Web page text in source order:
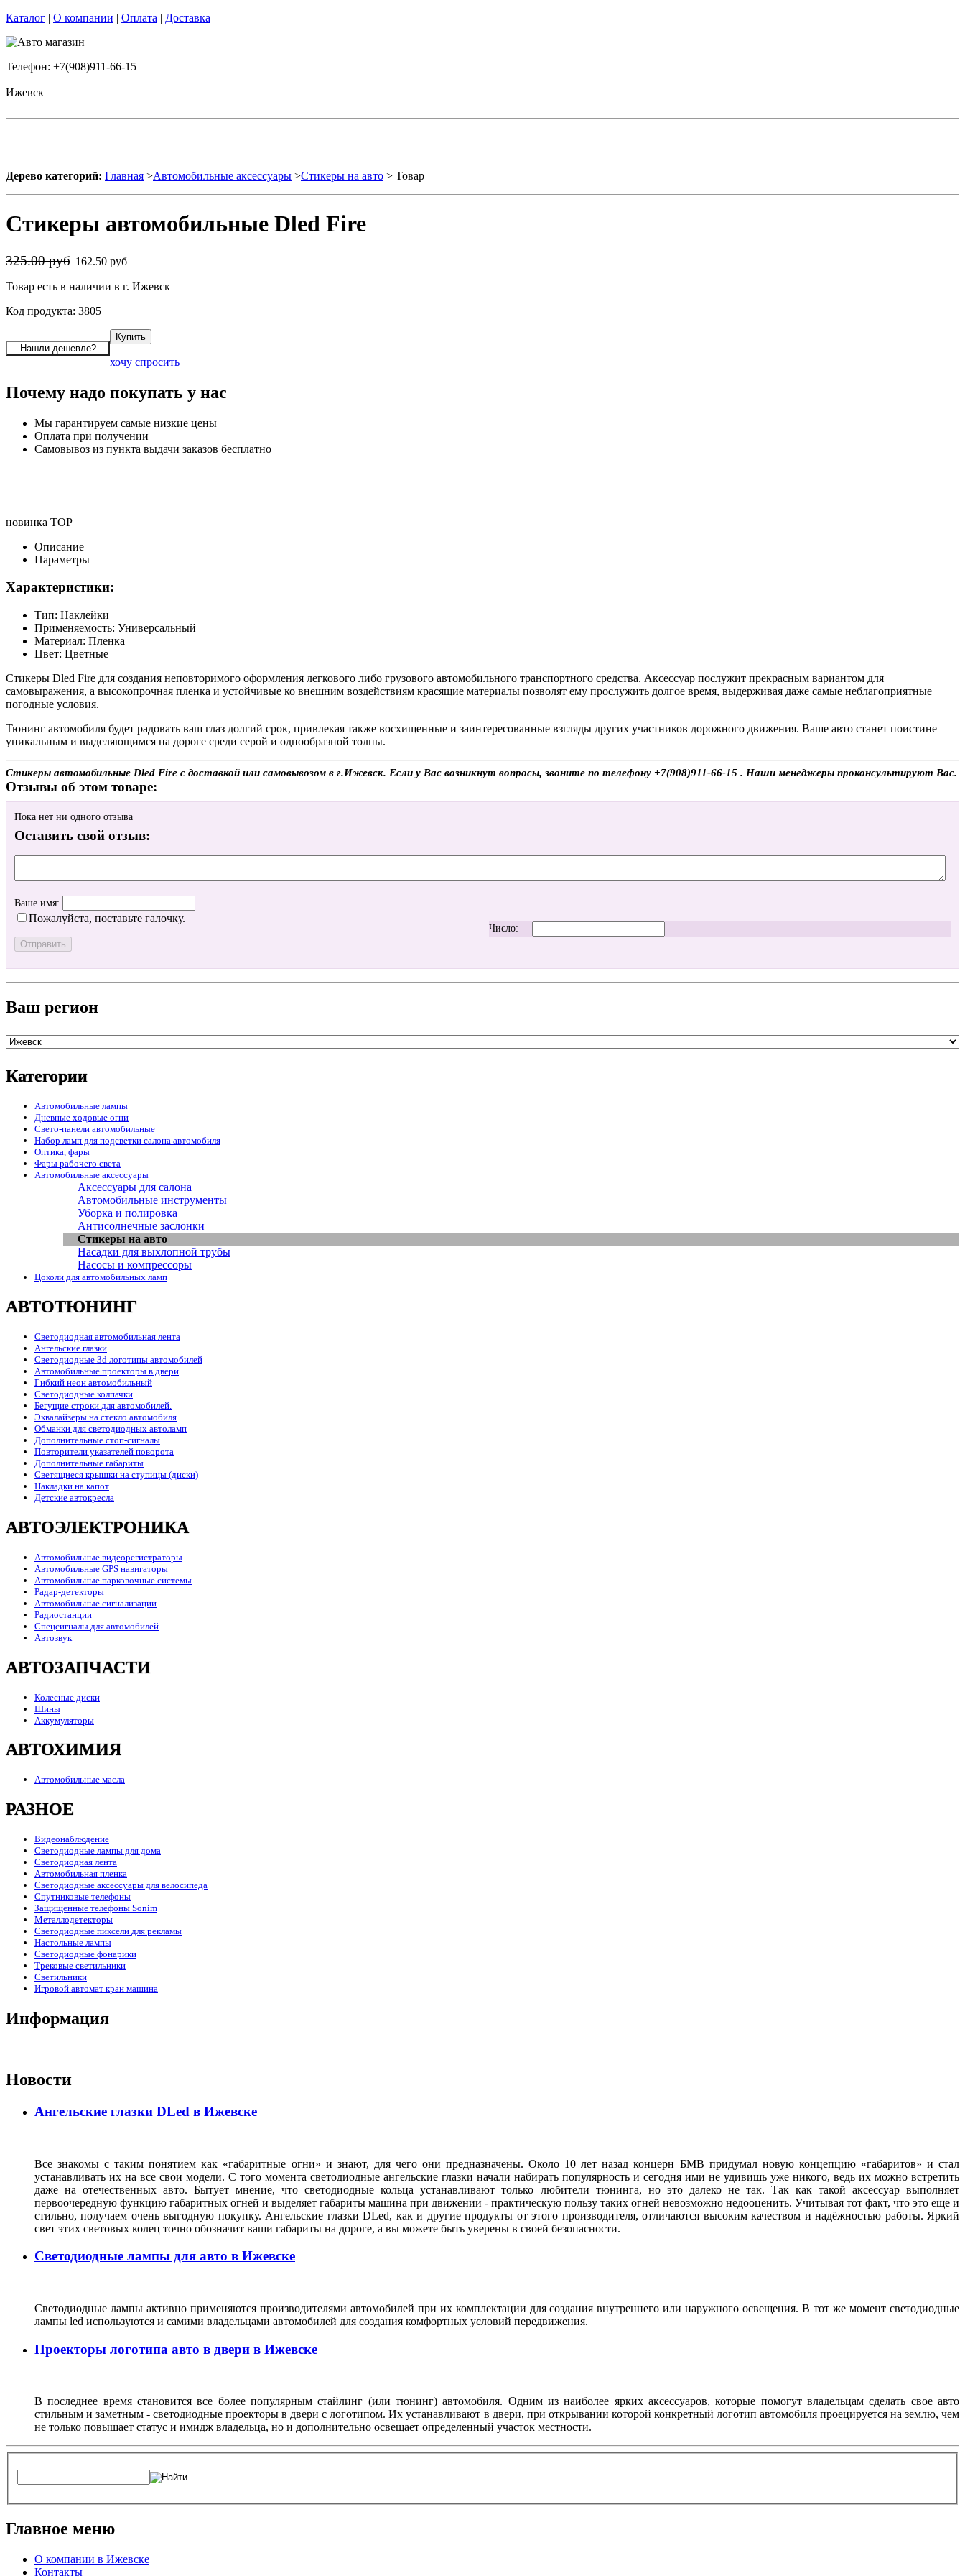
Каталог | О компании | Оплата | Доставка
Телефон: +7(908)911-66-15
Ижевск
Дерево категорий: Главная >Автомобильные аксессуары >Стикеры на авто > Товар
Стикеры автомобильные Dled Fire
325.00 руб 162.50 руб
Товар есть в наличии в г. Ижевск
Код продукта: 3805
хочу спросить
Почему надо покупать у нас
Мы гарантируем самые низкие цены
Оплата при получении
Самовывоз из пункта выдачи заказов бесплатно
новинка TOP
Описание
Параметры
Характеристики:
Тип: Наклейки
Применяемость: Универсальный
Материал: Пленка
Цвет: Цветные
Стикеры Dled Fire для создания неповторимого оформления легкового либо грузового автомобильного транспортного средства. Аксессуар послужит прекрасным вариантом для
самовыражения, а высокопрочная пленка и устойчивые ко внешним воздействиям красящие материалы позволят ему прослужить долгое время, выдерживая даже самые неблагоприятные
погодные условия.
Тюнинг автомобиля будет радовать ваш глаз долгий срок, привлекая также восхищенные и заинтересованные взгляды других участников дорожного движения. Ваше авто станет поистине
уникальным и выделяющимся на дороге среди серой и однообразной толпы.
Стикеры автомобильные Dled Fire с доставкой или самовывозом в г.Ижевск. Если у Вас возникнут вопросы, звоните по телефону +7(908)911-66-15 . Наши менеджеры проконсультируют Вас.
Отзывы об этом товаре:
Пока нет ни одного отзыва
Оставить свой отзыв:
Ваше имя:
Пожалуйста, поставьте галочку.
Число:
Ваш регион
Категории
Автомобильные лампы
Дневные ходовые огни
Свето-панели автомобильные
Набор ламп для подсветки салона автомобиля
Оптика, фары
Фары рабочего света
Автомобильные аксессуары
Аксессуары для салона
Автомобильные инструменты
Уборка и полировка
Антисолнечные заслонки
Стикеры на авто
Насадки для выхлопной трубы
Насосы и компрессоры
Цоколи для автомобильных ламп
АВТОТЮНИНГ
Светодиодная автомобильная лента
Ангельские глазки
Светодиодные 3d логотипы автомобилей
Автомобильные проекторы в двери
Гибкий неон автомобильный
Светодиодные колпачки
Бегущие строки для автомобилей.
Эквалайзеры на стекло автомобиля
Обманки для светодиодных автоламп
Дополнительные стоп-сигналы
Повторители указателей поворота
Дополнительные габариты
Светящиеся крышки на ступицы (диски)
Накладки на капот
Детские автокресла
АВТОЭЛЕКТРОНИКА
Автомобильные видеорегистраторы
Автомобильные GPS навигаторы
Автомобильные парковочные системы
Радар-детекторы
Автомобильные сигнализации
Радиостанции
Спецсигналы для автомобилей
Автозвук
АВТОЗАПЧАСТИ
Колесные диски
Шины
Аккумуляторы
АВТОХИМИЯ
Автомобильные масла
РАЗНОЕ
Видеонаблюдение
Светодиодные лампы для дома
Светодиодная лента
Автомобильная пленка
Светодиодные аксессуары для велосипеда
Спутниковые телефоны
Защищенные телефоны Sonim
Металлодетекторы
Светодиодные пиксели для рекламы
Настольные лампы
Светодиодные фонарики
Трековые светильники
Светильники
Игровой автомат кран машина
Информация
Новости
Ангельские глазки DLed в Ижевске
Все знакомы с таким понятием как «габаритные огни» и знают, для чего они предназначены. Около 10 лет назад концерн БМВ придумал новую концепцию «габаритов» и стал
устанавливать их на все свои модели. С того момента светодиодные ангельские глазки начали набирать популярность и сегодня ими не удивишь уже никого, ведь их можно встретить
даже на отечественных авто. Бытует мнение, что светодиодные кольца устанавливают только любители тюнинга, но это далеко не так. Так как такой аксессуар выполняет
первоочередную функцию габаритных огней и выделяет габариты машина при движении - практическую пользу таких огней невозможно недооценить. Учитывая тот факт, что это еще и
стильно, получаем очень выгодную покупку. Ангельские глазки DLed, как и другие продукты от этого производителя, отличаются высоким качеством и надёжностью работы. Яркий
свет этих световых колец точно обозначит ваши габариты на дороге, а вы можете быть уверены в своей безопасности.
Светодиодные лампы для авто в Ижевске
Светодиодные лампы активно применяются производителями автомобилей при их комплектации для создания внутреннего или наружного освещения. В тот же момент светодиодные
лампы led используются и самими владельцами автомобилей для создания комфортных условий передвижения.
Проекторы логотипа авто в двери в Ижевске
В последнее время становится все более популярным стайлинг (или тюнинг) автомобиля. Одним из наиболее ярких аксессуаров, которые помогут владельцам сделать свое авто
стильным и заметным - светодиодные проекторы в двери с логотипом. Их устанавливают в двери, при открывании которой конкретный логотип автомобиля проецируется на землю, чем
не только повышает статус и имидж владельца, но и дополнительно освещает определенный участок местности.
Главное меню
О компании в Ижевске
Контакты